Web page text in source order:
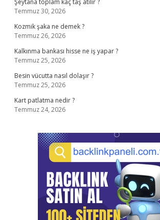
Şeytana toplam kaç taş atılır ?
Temmuz 30, 2026
Kozmik şaka ne demek ?
Temmuz 26, 2026
Kalkınma bankası hisse ne iş yapar ?
Temmuz 25, 2026
Besin vücutta nasıl dolaşır ?
Temmuz 25, 2026
Kart patlatma nedir ?
Temmuz 24, 2026